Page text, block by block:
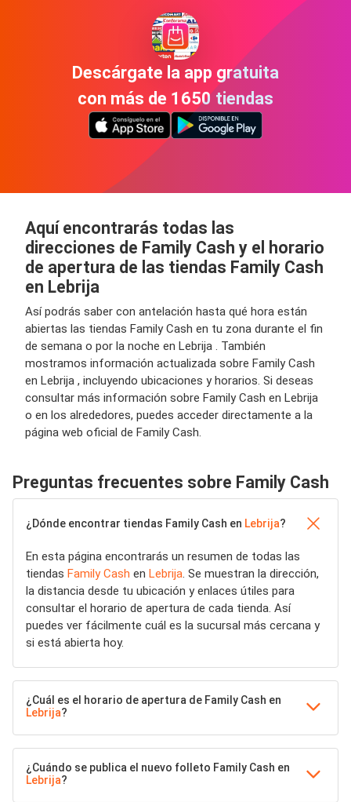
Descárgate la app gratuita
con más de 1650 tiendas
Aquí encontrarás todas las
direcciones de Family Cash y el horario
de apertura de las tiendas Family Cash
en Lebrija
Así podrás saber con antelación hasta qué hora están
abiertas las tiendas Family Cash en tu zona durante el fin
de semana o por la noche en Lebrija . También
mostramos información actualizada sobre Family Cash
en Lebrija , incluyendo ubicaciones y horarios. Si deseas
consultar más información sobre Family Cash en Lebrija
o en los alrededores, puedes acceder directamente a la
página web oficial de Family Cash.
Preguntas frecuentes sobre Family Cash
¿Dónde encontrar tiendas Family Cash en Lebrija?
En esta página encontrarás un resumen de todas las
tiendas Family Cash en Lebrija. Se muestran la dirección,
la distancia desde tu ubicación y enlaces útiles para
consultar el horario de apertura de cada tienda. Así
puedes ver fácilmente cuál es la sucursal más cercana y
si está abierta hoy.
¿Cuál es el horario de apertura de Family Cash en
Lebrija?
¿Cuándo se publica el nuevo folleto Family Cash en
Lebrija?